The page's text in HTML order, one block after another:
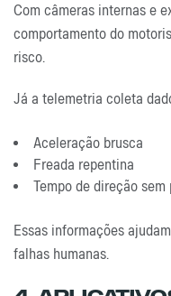
Com câmeras internas e
comportamento do
risco.
Já a telemetria coleta
Aceleração brusca
Freada repentina
Tempo de direção sem
Essas informações
falhas humanas.